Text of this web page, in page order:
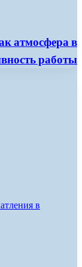
атмосфера в
работы
в